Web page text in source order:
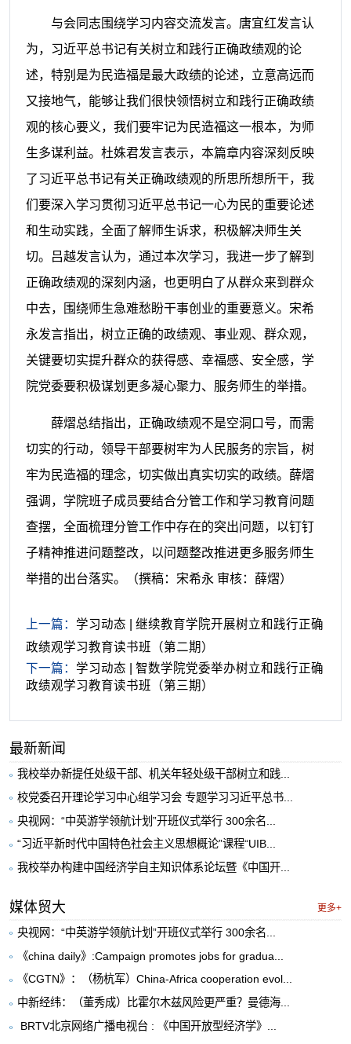
与会同志围绕学习内容交流发言。唐宜红发言认
为，习近平总书记有关树立和践行正确政绩观的论
述，特别是为民造福是最大政绩的论述，立意高远而
又接地气，能够让我们很快领悟树立和践行正确政绩
观的核心要义，我们要牢记为民造福这一根本，为师
生多谋利益。杜姝君发言表示，本篇章内容深刻反映
了习近平总书记有关正确政绩观的所思所想所干，我
们要深入学习贯彻习近平总书记一心为民的重要论述
和生动实践，全面了解师生诉求，积极解决师生关
切。吕越发言认为，通过本次学习，我进一步了解到
正确政绩观的深刻内涵，也更明白了从群众来到群众
中去，围绕师生急难愁盼干事创业的重要意义。宋希
永发言指出，树立正确的政绩观、事业观、群众观，
关键要切实提升群众的获得感、幸福感、安全感，学
院党委要积极谋划更多凝心聚力、服务师生的举措。
薛熠总结指出，正确政绩观不是空洞口号，而需
切实的行动，领导干部要树牢为人民服务的宗旨，树
牢为民造福的理念，切实做出真实切实的政绩。薛熠
强调，学院班子成员要结合分管工作和学习教育问题
查摆，全面梳理分管工作中存在的突出问题，以钉钉
子精神推进问题整改，以问题整改推进更多服务师生
举措的出台落实。
（撰稿：宋希永 审核：薛熠）
上一篇： 学习动态 | 继续教育学院开展树立和践行正确
政绩观学习教育读书班（第二期）
下一篇： 学习动态 | 智数学院党委举办树立和践行正确
政绩观学习教育读书班（第三期）
最新新闻
我校举办新提任处级干部、机关年轻处级干部树立和践...
校党委召开理论学习中心组学习会 专题学习习近平总书...
央视网：“中英游学领航计划”开班仪式举行 300余名...
“习近平新时代中国特色社会主义思想概论”课程“UIB...
我校举办构建中国经济学自主知识体系论坛暨《中国开...
媒体贸大 更多+
央视网：“中英游学领航计划”开班仪式举行 300余名...
《china daily》:Campaign promotes jobs for gradua...
《CGTN》：（杨杭军）China-Africa cooperation evol...
中新经纬：（董秀成）比霍尔木兹风险更严重？曼德海...
​ BRTV北京网络广播电视台 : 《中国开放型经济学》...